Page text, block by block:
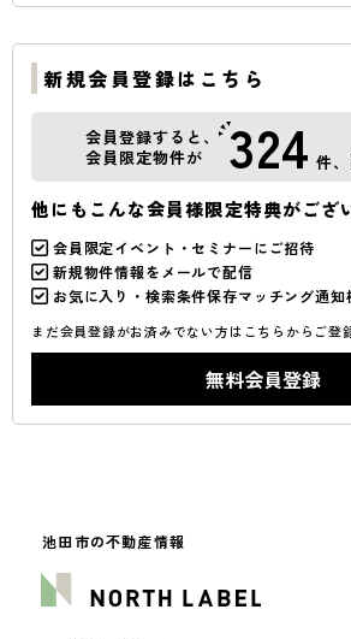
新規会員登録はこちら
会員登録すると、
会員限定物件が
324 件、
他にもこんな会員様限定特典がござ
会員限定イベント・セミナーにご招待
新規物件情報をメールで配信
お気に入り・検索条件保存マッチング通知
まだ会員登録がお済みでない方はこちらからご登
無料会員登録
池田市の不動産情報